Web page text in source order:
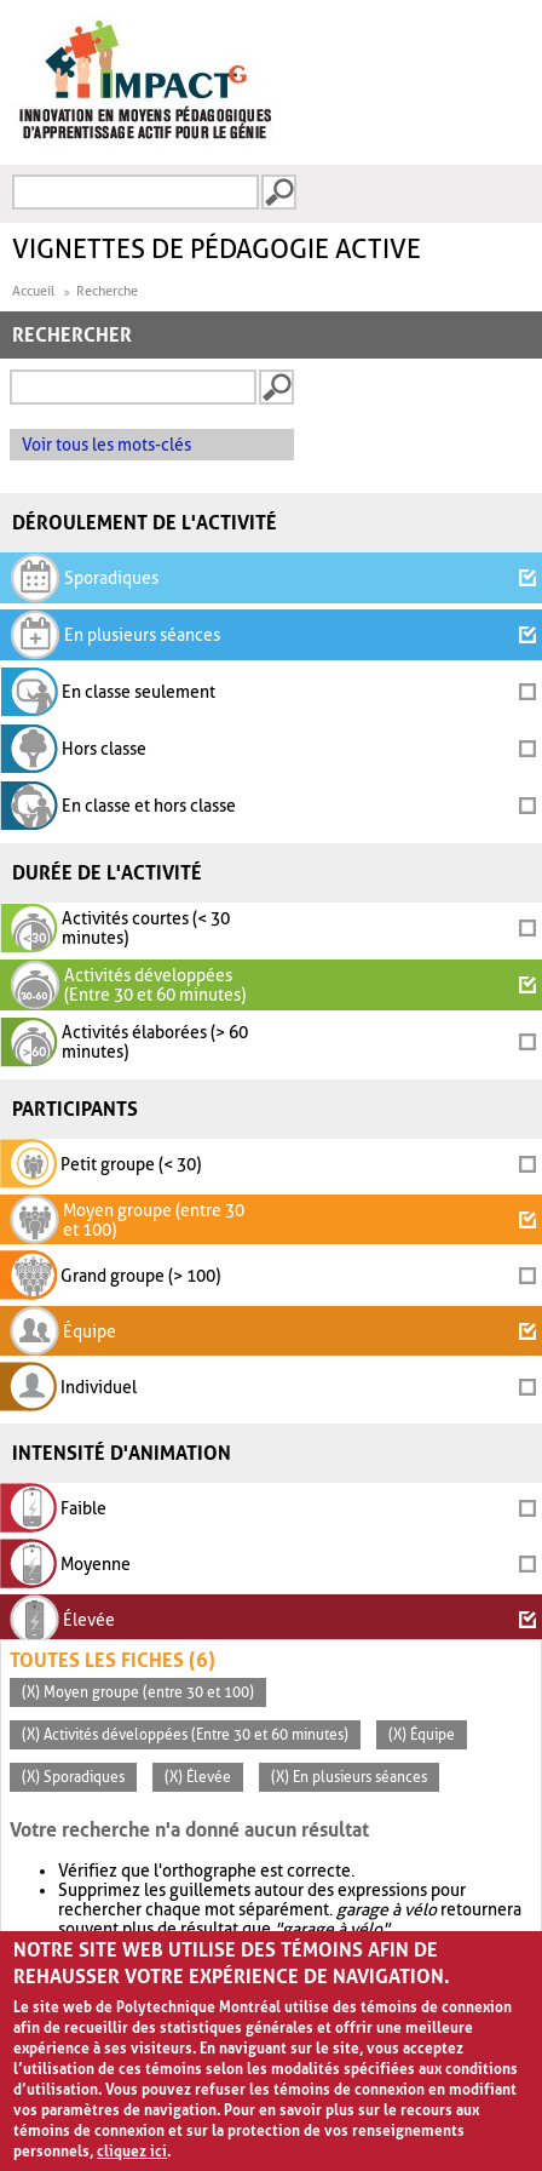
FORMULAIRE DE
VIGNETTES DE PÉDAGOGIE ACTIVE
Accueil Recherche
RECHERCHER
Voir tous les mots-clés
DÉROULEMENT DE L'ACTIVITÉ
Sporadiques
En plusieurs séances
En classe seulement
Hors classe
En classe et hors classe
DURÉE DE L'ACTIVITÉ
Activités courtes (< 30
minutes)
Activités développées
(Entre 30 et 60 minutes)
Activités élaborées (> 60
minutes)
PARTICIPANTS
Petit groupe (< 30)
Moyen groupe (entre 30
et 100)
Grand groupe (> 100)
Équipe
Individuel
INTENSITÉ D'ANIMATION
Faible
Moyenne
Élevée
TOUTES LES FICHES (6)
(X) Moyen groupe (entre 30 et 100)
(X) Activités développées (Entre 30 et 60 minutes) (X) Équipe
(X) Sporadiques (X) Élevée (X) En plusieurs séances
Votre recherche n'a donné aucun résultat
Vérifiez que l'orthographe est correcte.
Supprimez les guillemets autour des expressions pour
rechercher chaque mot séparément. garage à véloretournera
souvent plus de résultat que"garage à vélo".
Envisagez d'élargir votre recherche avec OR.garage OR vélo
retournera souvent plus de résultat quegarage à vélo
NOTRE SITE WEB UTILISE DES TÉMOINS AFIN DE
REHAUSSER VOTRE EXPÉRIENCE DE NAVIGATION.
Le site web de Polytechnique Montréal utilise des témoins de connexion
afin de recueillir des statistiques générales et offrir une meilleure
expérience à ses visiteurs. En naviguant sur le site, vous acceptez
l’utilisation de ces témoins selon les modalités spécifiées aux conditions
d’utilisation. Vous pouvez refuser les témoins de connexion en modifiant
vos paramètres de navigation. Pour en savoir plus sur le recours aux
témoins de connexion et sur la protection de vos renseignements
personnels,cliquez ici.